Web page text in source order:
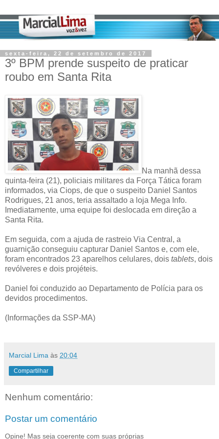
sexta-feira, 22 de setembro de 2017
3º BPM prende suspeito de praticar
roubo em Santa Rita
Na manhã dessa
quinta-feira (21), policiais militares da Força Tática foram
informados, via Ciops, de que o suspeito Daniel Santos
Rodrigues, 21 anos, teria assaltado a loja Mega Info.
Imediatamente, uma equipe foi deslocada em direção a
Santa Rita.
Em seguida, com a ajuda de rastreio Via Central, a
guarnição conseguiu capturar Daniel Santos e, com ele,
foram encontrados 23 aparelhos celulares, dois tablets, dois
revólveres e dois projéteis.
Daniel foi conduzido ao Departamento de Polícia para os
devidos procedimentos.
(Informações da SSP-MA)
Marcial Lima às 20:04
Compartilhar
Nenhum comentário:
Postar um comentário
Opine! Mas seja coerente com suas próprias